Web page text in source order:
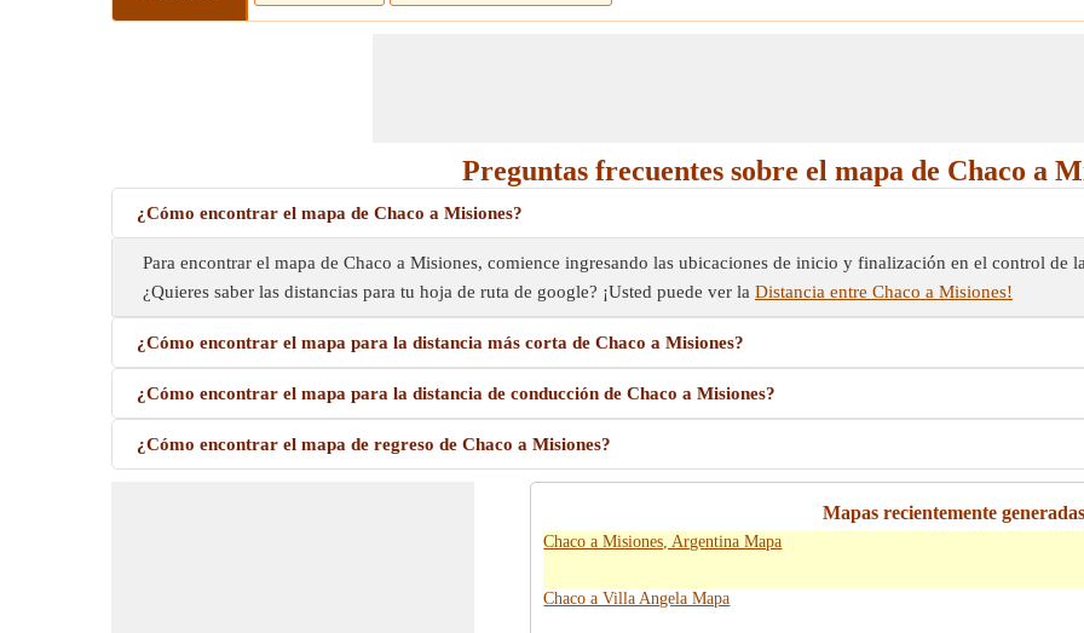
Preguntas frecuentes sobre el mapa de Chaco a
¿Cómo encontrar el mapa de Chaco a Misiones?
Para encontrar el mapa de Chaco a Misiones, comience ingresando las ubicaciones de inicio y finalización en el control de
¿Quieres saber las distancias para tu hoja de ruta de google? ¡Usted puede ver la Distancia entre Chaco a Misiones!
¿Cómo encontrar el mapa para la distancia más corta de Chaco a Misiones?
¿Cómo encontrar el mapa para la distancia de conducción de Chaco a Misiones?
¿Cómo encontrar el mapa de regreso de Chaco a Misiones?
Mapas recientemente
Chaco a Misiones, Argentina Mapa
Chaco a Villa Angela Mapa